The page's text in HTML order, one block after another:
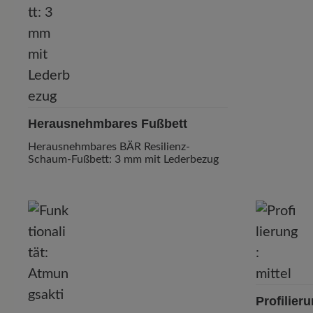
Herausnehmbares Fußbett
Herausnehmbares BÄR Resilienz-
Schaum-Fußbett: 3 mm mit Lederbezug